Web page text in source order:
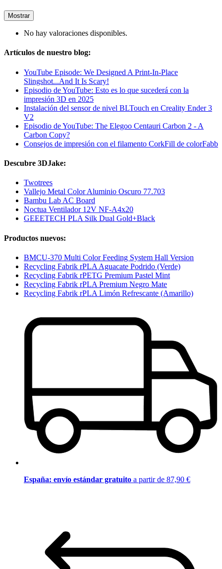
Mostrar
No hay valoraciones disponibles.
Artículos de nuestro blog:
YouTube Episode: We Designed A Print-In-Place
Slingshot...And It Is Scary!
Episodio de YouTube: Esto es lo que sucederá con la
impresión 3D en 2025
Instalación del sensor de nivel BLTouch en Creality Ender 3
V2
Episodio de YouTube: The Elegoo Centauri Carbon 2 - A
Carbon Copy?
Consejos de impresión con el filamento CorkFill de colorFabb
Descubre 3DJake:
Twotrees
Vallejo Metal Color Aluminio Oscuro 77.703
Bambu Lab AC Board
Noctua Ventilador 12V NF-A4x20
GEEETECH PLA Silk Dual Gold+Black
Productos nuevos:
BMCU-370 Multi Color Feeding System Hall Version
Recycling Fabrik rPLA Aguacate Podrido (Verde)
Recycling Fabrik rPETG Premium Pastel Mint
Recycling Fabrik rPLA Premium Negro Mate
Recycling Fabrik rPLA Limón Refrescante (Amarillo)
España: envío estándar gratuito a partir de 87,90 €